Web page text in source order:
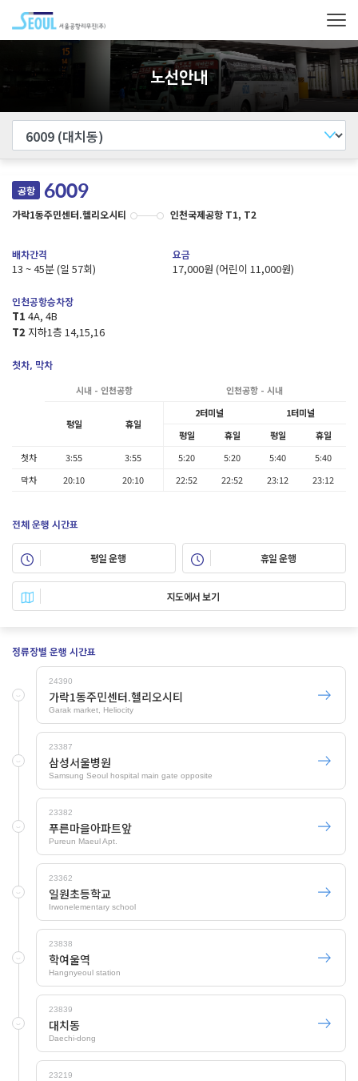
노선안내
공항 6009
가락1동주민센터.헬리오시티 인천국제공항 T1, T2
배차간격
13 ~ 45분(일 57회)
요금
17,000원 (어린이 11,000원)
인천공항승차장
T1 4A, 4B
T2 지하1층 14,15,16
첫차, 막차
시내 - 인천공항 인천공항 - 시내
평일 휴일
2터미널
1터미널
평일
휴일 평일
휴일
첫차
3:55 3:55 5:20 5:20 5:40
5:40
막차
20:10 20:10 22:52 22:52 23:12 23:12
전체 운행 시간표
평일 운행 휴일 운행
지도에서 보기
정류장별 운행 시간표
24390
가락1동주민센터.헬리오시티
Garak market, Heliocity
23387
삼성서울병원
Samsung Seoul hospital main gate opposite
23382
푸른마을아파트앞
Pureun Maeul Apt.
23362
일원초등학교
Irwonelementary school
23838
학여울역
Hangnyeoul station
23839
대치동
Daechi-dong
23219